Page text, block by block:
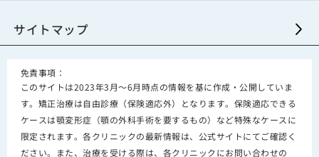
サイトマップ
免責事項：
このサイトは2023年3月～6月時点の情報を基に作成・公開していま
す。矯正治療は自由診療（保険適応外）となります。保険適応できる
ケースは顎変形症（顎の外科手術を要するもの）など特殊なケースに
限定されます。各クリニックの最新情報は、公式サイトにてご確認く
ださい。また、治療を受ける際は、各クリニックにお問い合わせの